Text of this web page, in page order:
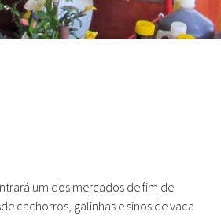
um dos mercados de fim de
cachorros, galinhas e sinos de vaca